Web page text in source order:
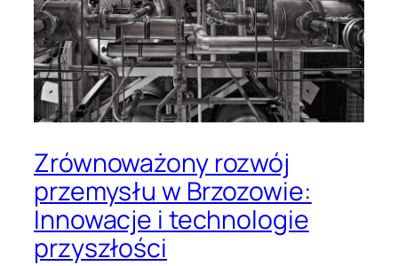
Zrównoważony rozwój
przemysłu w Brzozowie:
Innowacje i technologie
przyszłości